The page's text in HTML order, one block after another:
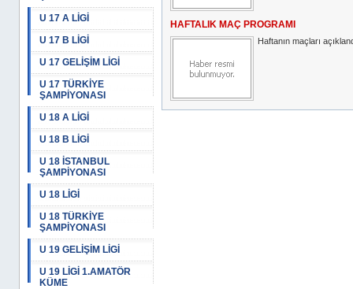
U 17 A LİGİ
U 17 B LİGİ
U 17 GELİŞİM LİGİ
U 17 TÜRKİYE
ŞAMPİYONASI
U 18 A LİGİ
U 18 B LİGİ
U 18 İSTANBUL
ŞAMPİYONASI
U 18 LİGİ
U 18 TÜRKİYE
ŞAMPİYONASI
U 19 GELİŞİM LİGİ
U 19 LİGİ 1.AMATÖR
KÜME
HAFTALIK MAÇ PROGRAMI
Haftanın maçları